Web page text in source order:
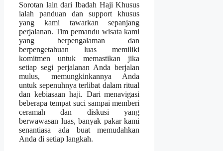
Sorotan lain dari Ibadah Haji Khusus
ialah panduan dan support khusus
yang kami tawarkan sepanjang
perjalanan. Tim pemandu wisata kami
yang berpengalaman dan
berpengetahuan luas memiliki
komitmen untuk memastikan jika
setiap segi perjalanan Anda berjalan
mulus, memungkinkannya Anda
untuk sepenuhnya terlibat dalam ritual
dan kebiasaan haji. Dari menavigasi
beberapa tempat suci sampai memberi
ceramah dan diskusi yang
berwawasan luas, banyak pakar kami
senantiasa ada buat memudahkan
Anda di setiap langkah.